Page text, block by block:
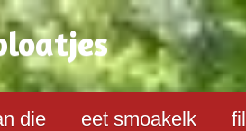
die eet smoakelk